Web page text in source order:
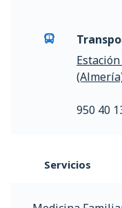
950 40
Servicios